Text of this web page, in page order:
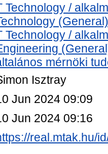
Technology /
Technology /
mérnöki
Isztray
Jun 2024 09:09
Jun 2024 09:16
real.mtak.hu/